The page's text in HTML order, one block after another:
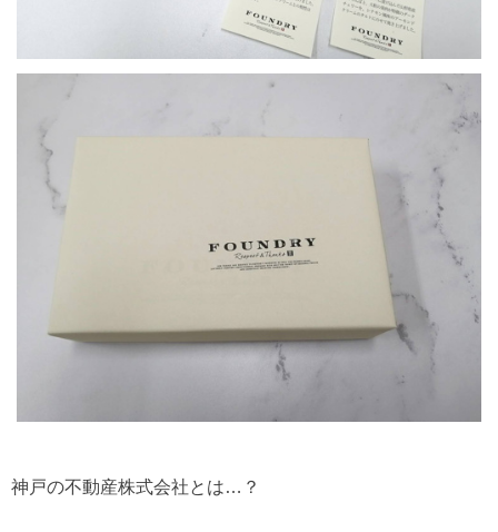
神戸の不動産株式会社とは…？